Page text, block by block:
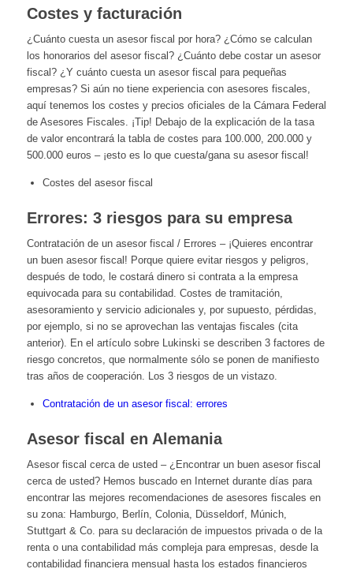
Costes y facturación
¿Cuánto cuesta un asesor fiscal por hora? ¿Cómo se calculan
los honorarios del asesor fiscal? ¿Cuánto debe costar un asesor
fiscal? ¿Y cuánto cuesta un asesor fiscal para pequeñas
empresas? Si aún no tiene experiencia con asesores fiscales,
aquí tenemos los costes y precios oficiales de la Cámara Federal
de Asesores Fiscales. ¡Tip! Debajo de la explicación de la tasa
de valor encontrará la tabla de costes para 100.000, 200.000 y
500.000 euros – ¡esto es lo que cuesta/gana su asesor fiscal!
Costes del asesor fiscal
Errores: 3 riesgos para su empresa
Contratación de un asesor fiscal / Errores – ¡Quieres encontrar
un buen asesor fiscal! Porque quiere evitar riesgos y peligros,
después de todo, le costará dinero si contrata a la empresa
equivocada para su contabilidad. Costes de tramitación,
asesoramiento y servicio adicionales y, por supuesto, pérdidas,
por ejemplo, si no se aprovechan las ventajas fiscales (cita
anterior). En el artículo sobre Lukinski se describen 3 factores de
riesgo concretos, que normalmente sólo se ponen de manifiesto
tras años de cooperación. Los 3 riesgos de un vistazo.
Contratación de un asesor fiscal: errores
Asesor fiscal en Alemania
Asesor fiscal cerca de usted – ¿Encontrar un buen asesor fiscal
cerca de usted? Hemos buscado en Internet durante días para
encontrar las mejores recomendaciones de asesores fiscales en
su zona: Hamburgo, Berlín, Colonia, Düsseldorf, Múnich,
Stuttgart & Co. para su declaración de impuestos privada o de la
renta o una contabilidad más compleja para empresas, desde la
contabilidad financiera mensual hasta los estados financieros